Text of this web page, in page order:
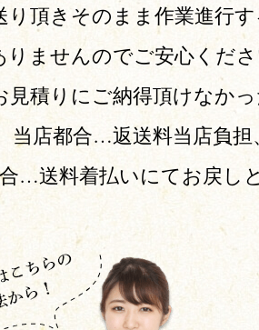
り頂きそのまま作業進行
りませんのでご安心くだ
見積りにご納得頂けなか
当店都合…返送料当店負担
…送料着払いにてお戻し